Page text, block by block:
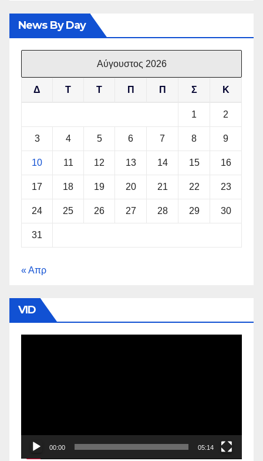
News By Day
Αύγουστος 2026
Δ Τ Τ Π Π Σ Κ
1 2
3 4 5 6 7 8 9
10 11 12 13 14 15 16
17 18 19 20 21 22 23
24 25 26 27 28 29 30
31
« Απρ
VID
00:00 05:14